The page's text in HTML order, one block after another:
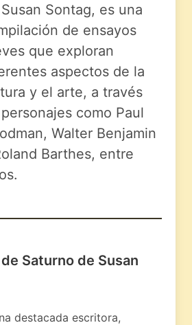
Sontag, es una
de ensayos
que exploran
aspectos de la
y el arte, a través
como Paul
Walter Benjamin
Barthes, entre
Saturno de Susan
destacada escritora,